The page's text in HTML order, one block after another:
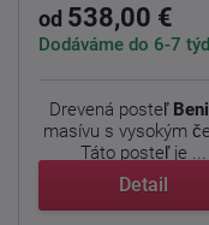
od 538,00 €
Dodáváme do 6-7
Drevená posteľ
masívu s vysokým
Táto posteľ je ...
Detail